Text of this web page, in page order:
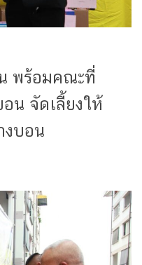
พร้อมคณะที่
น จัดเลี้ยงให้
งบอน